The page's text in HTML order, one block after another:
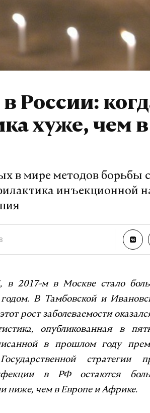
России:
хуже, чем в
в мире методов борьбы
инъекционной
в 2017-м в Москве стало
В Тамбовской и
рост заболеваемости
опубликованная в
в прошлом году
стратегии
в РФ остаются
ниже, чем в Европе и Африке.